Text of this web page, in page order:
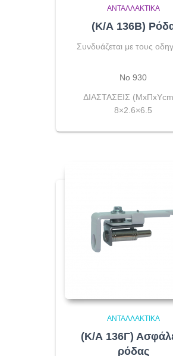
ΑΝΤΑΛΛΑΚΤΙΚΆ
(Κ/Α 136Β)
Συνδυάζεται με τους
Νο 930
ΔΙΑΣΤΑΣΕΙΣ
8×2.6×6.5
ΑΝΤΑΛΛΑΚΤΙΚΆ
(Κ/Α 136Γ)
ρόδας